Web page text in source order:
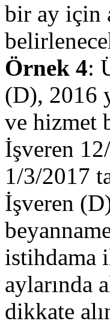
bir ay için
Örnek 4:
(D), 2016
ve hizmet
İşveren
1/3/2017
İşveren
istihdama
aylarında
dikkate